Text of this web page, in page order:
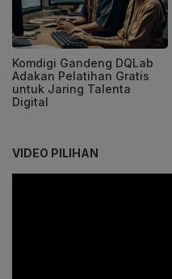
Komdigi Gandeng DQLab
Adakan Pelatihan Gratis
untuk Jaring Talenta
Digital
VIDEO PILIHAN